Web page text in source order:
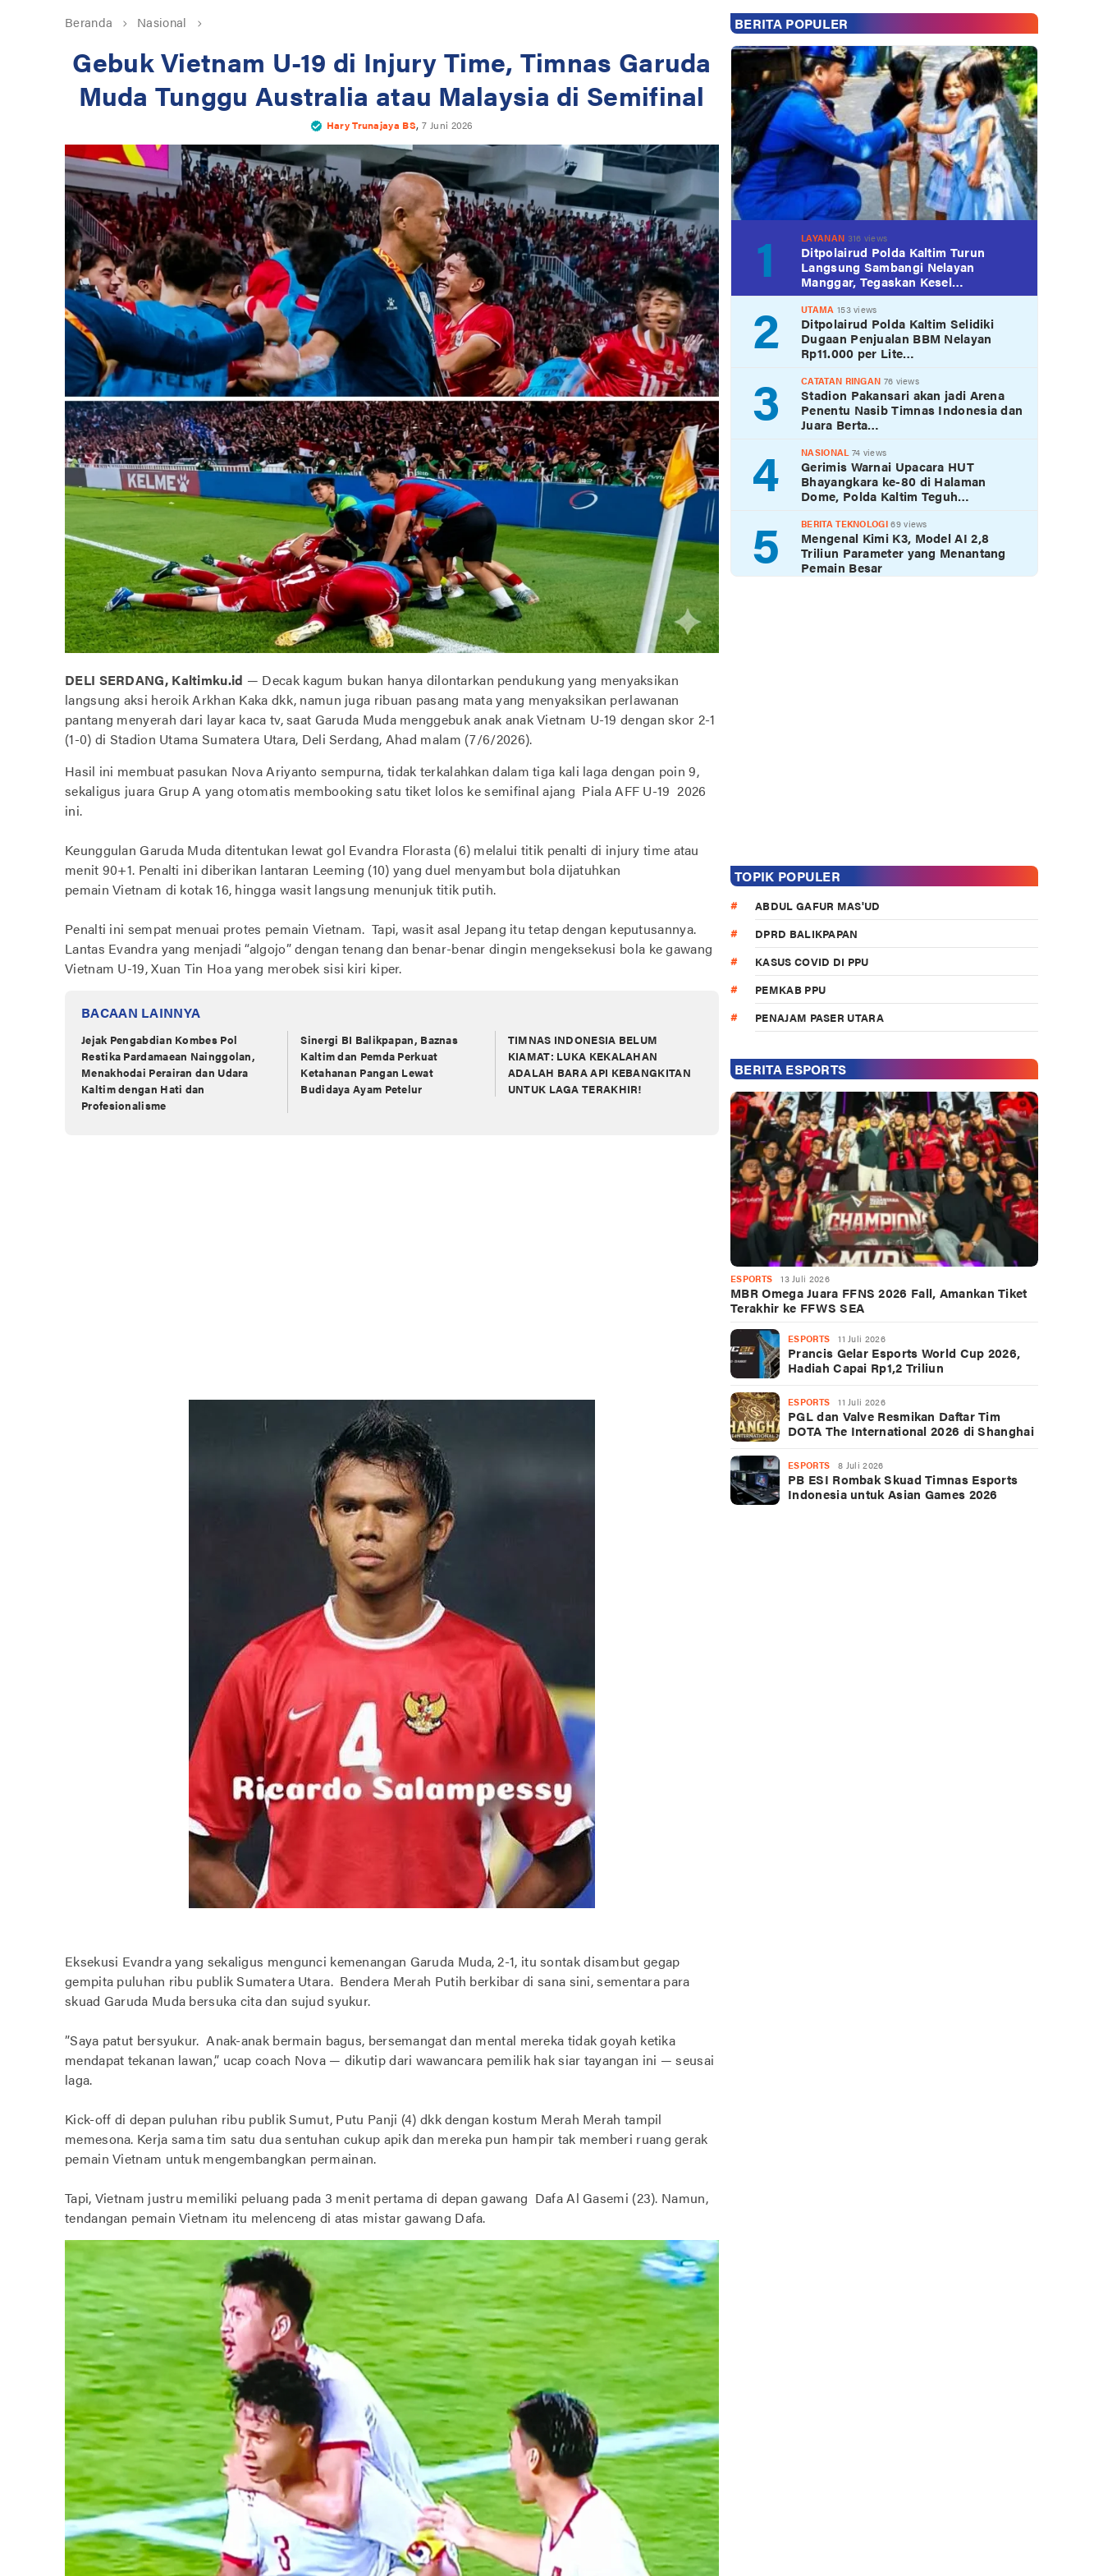
Beranda Nasional
Gebuk Vietnam U-19 di Injury Time, Timnas Garuda
Muda Tunggu Australia atau Malaysia di Semifinal
Hary Trunajaya BS,7 Juni 2026
DELI SERDANG, Kaltimku.id — Decak kagum bukan hanya dilontarkan pendukung yang menyaksikan
langsung aksi heroik Arkhan Kaka dkk, namun juga ribuan pasang mata yang menyaksikan perlawanan
pantang menyerah dari layar kaca tv, saat Garuda Muda menggebuk anak anak Vietnam U-19 dengan skor 2-1
(1-0) di Stadion Utama Sumatera Utara, Deli Serdang, Ahad malam (7/6/2026).
‎Hasil ini membuat pasukan Nova Ariyanto sempurna, tidak terkalahkan dalam tiga kali laga dengan poin 9,
sekaligus juara Grup A yang otomatis membooking satu tiket lolos ke semifinal ajang Piala AFF U-19 2026
ini.
‎Keunggulan Garuda Muda ditentukan lewat gol Evandra Florasta (6) melalui titik penalti di injury time atau
menit 90+1. Penalti ini diberikan lantaran Leeming (10) yang duel menyambut bola dijatuhkan
pemain Vietnam di kotak 16, hingga wasit langsung menunjuk titik putih.
‎Penalti ini sempat menuai protes pemain Vietnam. Tapi, wasit asal Jepang itu tetap dengan keputusannya.
Lantas Evandra yang menjadi “algojo” dengan tenang dan benar-benar dingin mengeksekusi bola ke gawang
Vietnam U-19, Xuan Tin Hoa yang merobek sisi kiri kiper.
BACAAN LAINNYA
Jejak Pengabdian Kombes Pol
Restika Pardamaean Nainggolan,
Menakhodai Perairan dan Udara
Kaltim dengan Hati dan
Profesionalisme
Sinergi BI Balikpapan, Baznas
Kaltim dan Pemda Perkuat
Ketahanan Pangan Lewat
Budidaya Ayam Petelur
TIMNAS INDONESIA BELUM
KIAMAT: LUKA KEKALAHAN
ADALAH BARA API KEBANGKITAN
UNTUK LAGA TERAKHIR!
‎Eksekusi Evandra yang sekaligus mengunci kemenangan Garuda Muda, 2-1, itu sontak disambut gegap
gempita puluhan ribu publik Sumatera Utara. Bendera Merah Putih berkibar di sana sini, sementara para
skuad Garuda Muda bersuka cita dan sujud syukur.
‎”Saya patut bersyukur. Anak-anak bermain bagus, bersemangat dan mental mereka tidak goyah ketika
mendapat tekanan lawan,” ucap coach Nova — dikutip dari wawancara pemilik hak siar tayangan ini — seusai
laga.
‎Kick-off di depan puluhan ribu publik Sumut, Putu Panji (4) dkk dengan kostum Merah Merah tampil
memesona. Kerja sama tim satu dua sentuhan cukup apik dan mereka pun hampir tak memberi ruang gerak
pemain Vietnam untuk mengembangkan permainan.
‎Tapi, Vietnam justru memiliki peluang pada 3 menit pertama di depan gawang Dafa Al Gasemi (23). Namun,
tendangan pemain Vietnam itu melenceng di atas mistar gawang Dafa.
BERITA POPULER
1 LAYANAN 316 views
Ditpolairud Polda Kaltim Turun
Langsung Sambangi Nelayan
Manggar, Tegaskan Kesel…
2 UTAMA 153 views
Ditpolairud Polda Kaltim Selidiki
Dugaan Penjualan BBM Nelayan
Rp11.000 per Lite…
3 CATATAN RINGAN 76 views
Stadion Pakansari akan jadi Arena
Penentu Nasib Timnas Indonesia dan
Juara Berta…
4 NASIONAL74 views
Gerimis Warnai Upacara HUT
Bhayangkara ke-80 di Halaman
Dome, Polda Kaltim Teguh…
5 BERITA TEKNOLOGI 69 views
Mengenal Kimi K3, Model AI 2,8
Triliun Parameter yang Menantang
Pemain Besar
TOPIK POPULER
ABDUL GAFUR MAS'UD
DPRD BALIKPAPAN
KASUS COVID DI PPU
PEMKAB PPU
PENAJAM PASER UTARA
BERITA ESPORTS
ESPORTS 13 Juli 2026
MBR Omega Juara FFNS 2026 Fall, Amankan Tiket
Terakhir ke FFWS SEA
ESPORTS 11 Juli 2026
Prancis Gelar Esports World Cup 2026,
Hadiah Capai Rp1,2 Triliun
ESPORTS 11 Juli 2026
PGL dan Valve Resmikan Daftar Tim
DOTA The International 2026 di Shanghai
ESPORTS 8 Juli 2026
PB ESI Rombak Skuad Timnas Esports
Indonesia untuk Asian Games 2026